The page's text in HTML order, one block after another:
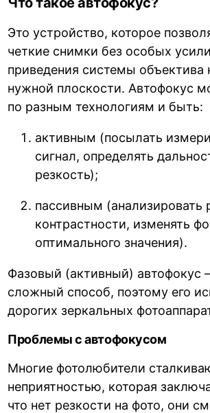
Это устройство, которое
четкие снимки без особых
приведения системы объектива
нужной плоскости. Автофокус
по разным технологиям и быть:
активным (посылать
сигнал, определять
резкость);
пассивным (анализировать
контрастности, изменять
оптимального значения).
Фазовый (активный) автофокус
сложный способ, поэтому его
дорогих зеркальных
Проблемы с автофокусом
Многие фотолюбители
неприятностью, которая
что нет резкости на фото, они